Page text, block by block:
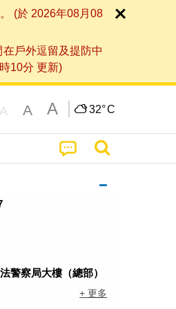
(於 2026年08月08
戶外逗留及提防中
10分 更新)
A A A 32°C
警察局大樓（總部）
+ 更多